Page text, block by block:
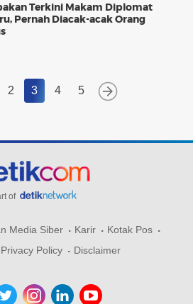
Terkini Makam Diplomat
Pernah Diacak-acak Orang
2 3 4 5
of
Media Siber Karir
Kotak Pos
Privacy Policy Disclaimer